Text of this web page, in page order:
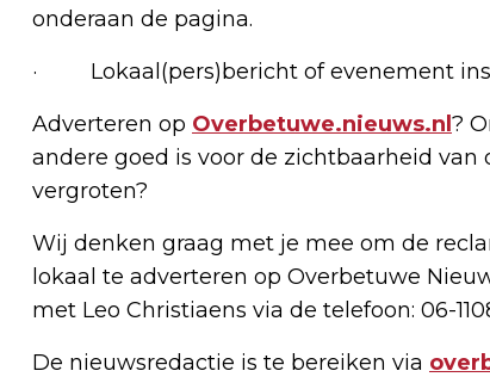
onderaan de pagina.
· Lokaal(pers)bericht of evenement
Adverteren op Overbetuwe.nieuws.nl ?
andere goed is voor de zichtbaarheid
vergroten?
Wij denken graag met je mee om de
lokaal te adverteren op Overbetuwe
met Leo Christiaens via de telefoon: 06-
De nieuwsredactie is te bereiken via